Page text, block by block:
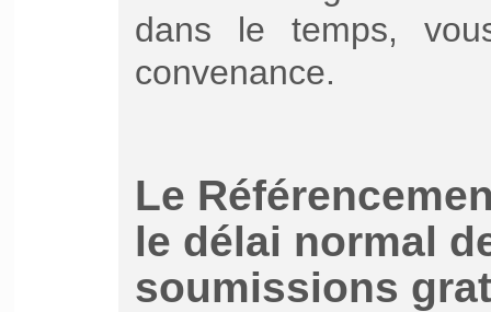
dans le temps,
convenance.
Le
le délai normal
soumissions